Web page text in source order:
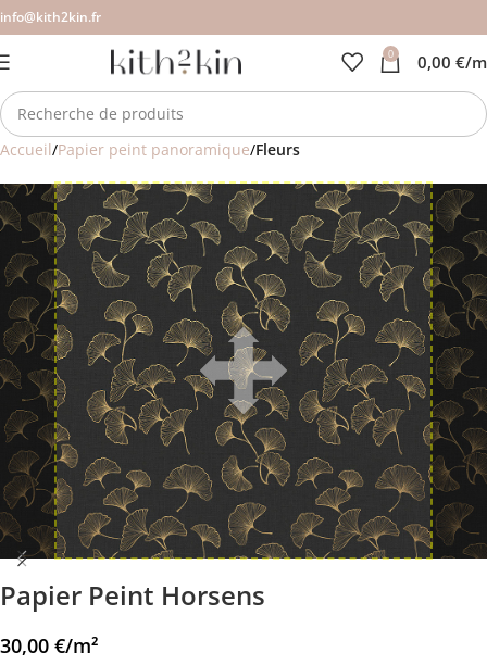
info@kith2kin.fr
0 0,00 €/
Accueil Papier peint panoramique Fleurs
Papier Peint Horsens
30,00 €/m²